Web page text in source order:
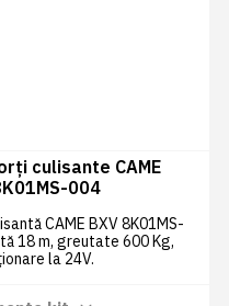
culisante CAME
004
CAME BXV 8K01MS-
18 m, greutate 600 Kg,
la 24V.